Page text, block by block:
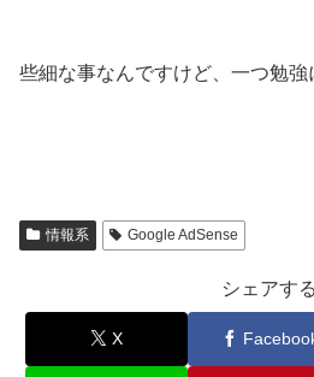
些細な事なんですけど、一つ勉強
情報系 Google AdSense
シェアする
X